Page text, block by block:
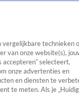
TV Algemeen
Tip
vergelijkbare technieken
van onze website(s),
accepteren” selecteert,
onze advertenties en
en diensten te
te meten. Als je